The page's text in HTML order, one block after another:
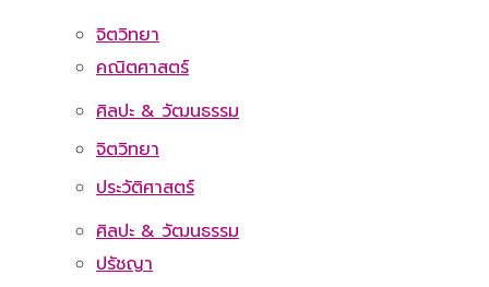
คณิตศาสตร์
จิตวิทยา
ศิลปะ & วัฒนธรรม
จิตวิทยา
ศิลปะ & วัฒนธรรม
ประวัติศาสตร์
ปรัชญา